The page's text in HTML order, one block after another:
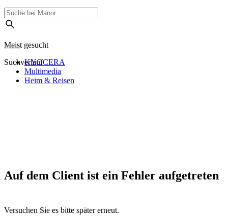
Meist gesucht
SuchverlaufKYOCERA
Multimedia
Heim & Reisen
Auf dem Client ist ein Fehler aufgetreten
Versuchen Sie es bitte später erneut.